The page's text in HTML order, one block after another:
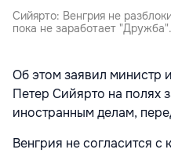
Сийярто: Венгрия не
пока не заработает "Дружба".
Об этом заявил министр
Петер Сийярто на полях
иностранным делам,
Венгрия не согласится